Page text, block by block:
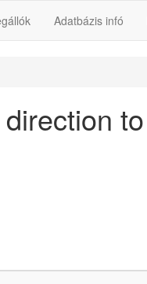
Adatbázis infó
to